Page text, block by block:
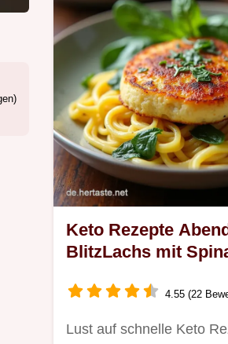
Keto Rezepte
BlitzLachs mit
4.55 (22
Lust auf schnelle Keto